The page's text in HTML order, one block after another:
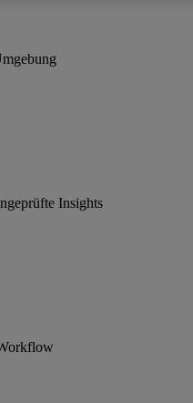
Insights